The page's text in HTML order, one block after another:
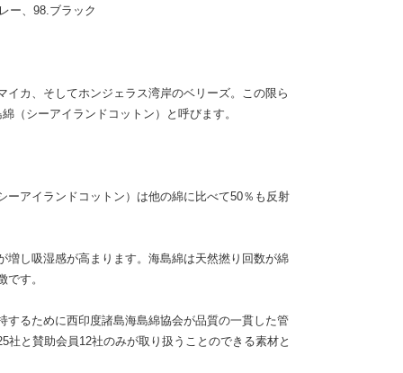
ー、98.ブラック
カ、そしてホンジェラス湾岸のベリーズ。この限ら
（シーアイランドコットン）と呼びます。
アイランドコットン）は他の綿に比べて50％も反射
し吸湿感が高まります。海島綿は天然撚り回数が綿
す。
るために西印度諸島海島綿協会が品質の一貫した管
と賛助会員12社のみが取り扱うことのできる素材と